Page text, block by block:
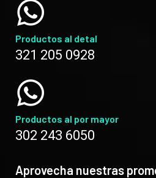
Productos al detal
321 205 0928
Productos al por mayor
302 243 6050
Aprovecha nuestras